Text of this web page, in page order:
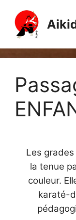
contenu
Les
la tenue
couleur.
karaté-